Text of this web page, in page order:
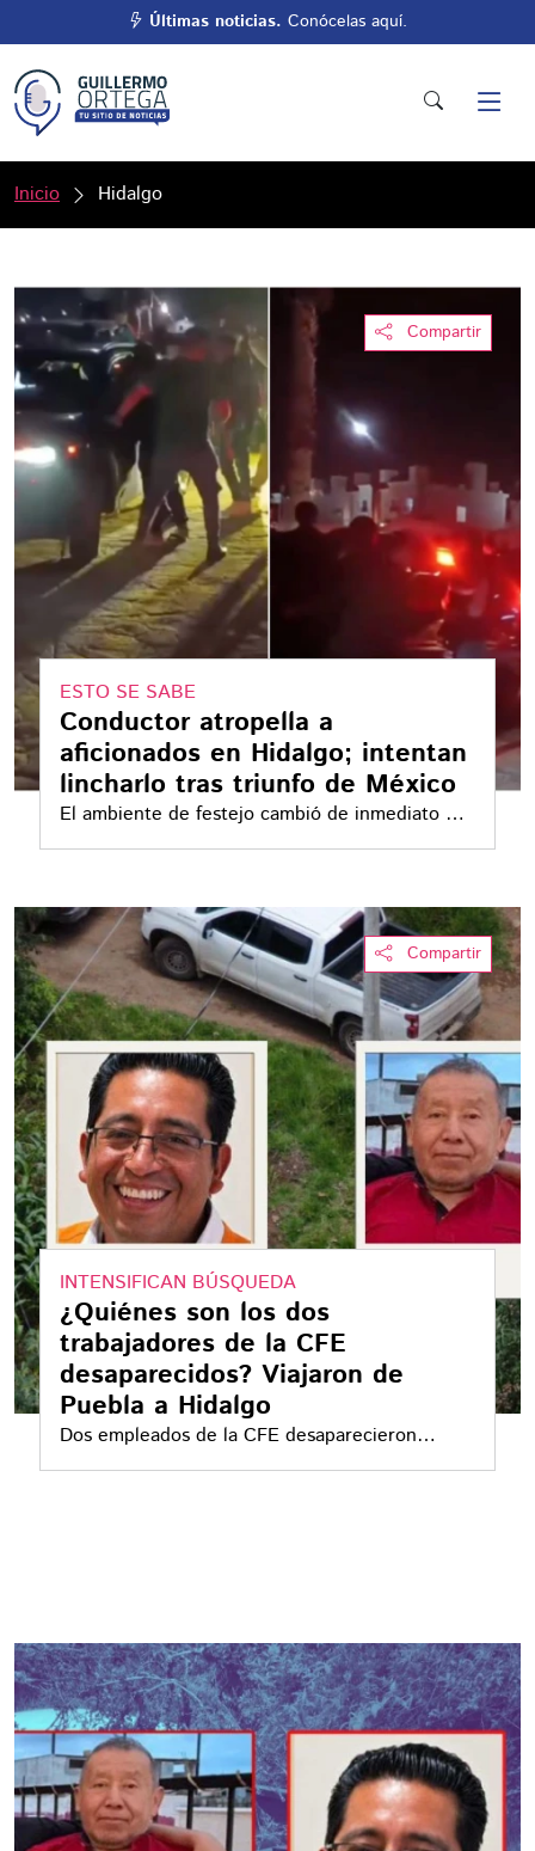
Últimas noticias. Conócelas aquí.
Inicio Hidalgo
Compartir
ESTO SE SABE
Conductor atropella a
aficionados en Hidalgo; intentan
lincharlo tras triunfo de México
El ambiente de festejo cambió de inmediato por
gritos de auxilio y escenas de confusión
Compartir
INTENSIFICAN BÚSQUEDA
¿Quiénes son los dos
trabajadores de la CFE
desaparecidos? Viajaron de
Puebla a Hidalgo
Dos empleados de la CFE desaparecieron
mientras viajaban entre Puebla e Hidalgo para